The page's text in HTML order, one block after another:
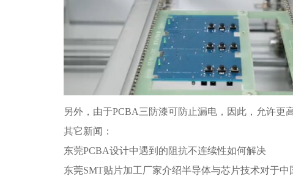
另外，由于PCBA三防漆可防止漏电，因此，允许更
其它新闻：
东莞PCBA设计中遇到的阻抗不连续性如何解决
东莞SMT贴片加工厂家介绍半导体与芯片技术对于中